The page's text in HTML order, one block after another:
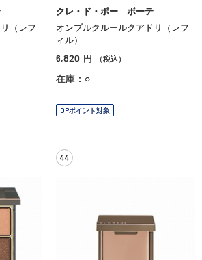
（レフ
クレ・ド・ポー ボーテ
オンブルクルールクアドリ（レフ
ィル）
6,820 円 （税込）
在庫：○
OPポイント対象
44